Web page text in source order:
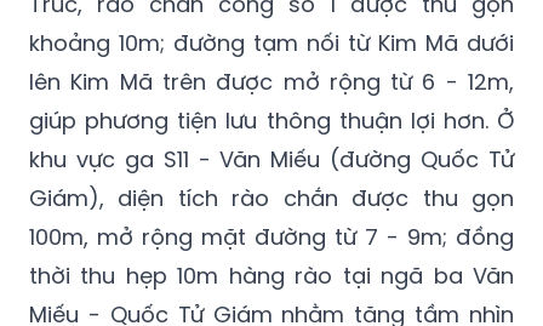
khoảng 10m; đường tạm nối từ Kim Mã dưới
lên Kim Mã trên được mở rộng từ 6 - 12m,
giúp phương tiện lưu thông thuận lợi hơn. Ở
khu vực ga S11 - Văn Miếu (đường Quốc Tử
Giám), diện tích rào chắn được thu gọn
100m, mở rộng mặt đường từ 7 - 9m; đồng
thời thu hẹp 10m hàng rào tại ngã ba Văn
Miếu - Quốc Tử Giám nhằm tăng tầm nhìn